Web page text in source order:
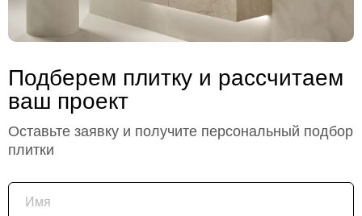
Подберем плитку и рассчитаем
ваш проект
Оставьте заявку и получите персональный подбор
плитки
Имя